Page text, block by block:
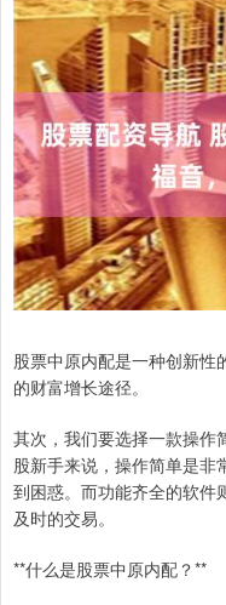
股票中原内配是一种创新性
的财富增长途径。
其次，我们要选择一款操作
股新手来说，操作简单是非
到困惑。而功能齐全的软件
及时的交易。
**什么是股票中原内配？**